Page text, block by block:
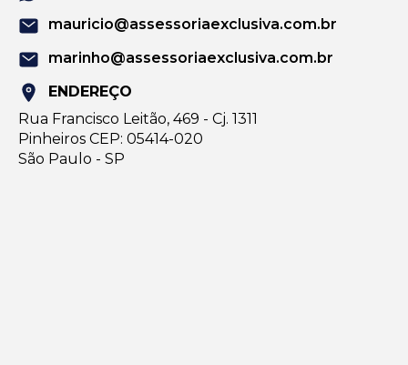
mauricio@assessoriaexclusiva.com.br
marinho@assessoriaexclusiva.com.br
ENDEREÇO
Rua Francisco Leitão, 469 - Cj. 1311
Pinheiros CEP: 05414-020
São Paulo - SP